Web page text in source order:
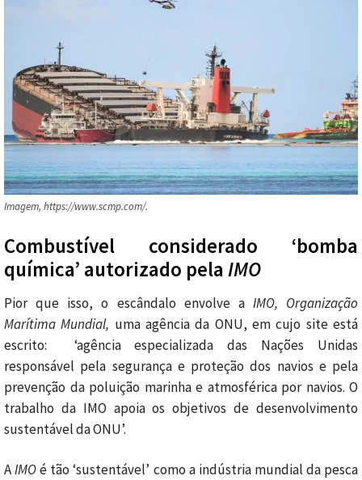
Imagem, https://www.scmp.com/.
Combustível considerado ‘bomba
química’ autorizado pela IMO
Pior que isso, o escândalo envolve a IMO, Organização
Marítima Mundial, uma agência da ONU, em cujo site está
escrito: ‘agência especializada das Nações Unidas
responsável pela segurança e proteção dos navios e pela
prevenção da poluição marinha e atmosférica por navios. O
trabalho da IMO apoia os objetivos de desenvolvimento
sustentável da ONU’.
AIMOé tão ‘sustentável’ como a indústria mundial da pesca